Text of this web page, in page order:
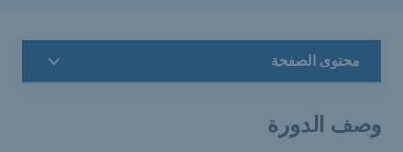
محتوى الصفحة
وصف الدورة